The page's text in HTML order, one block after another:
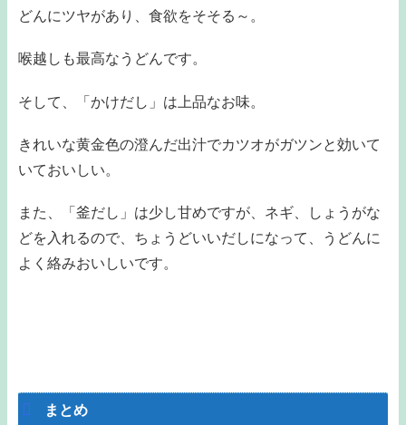
どんにツヤがあり、食欲をそそる～。
喉越しも最高なうどんです。
そして、「かけだし」は上品なお味。
きれいな黄金色の澄んだ出汁でカツオがガツンと効いて
いておいしい。
また、「釜だし」は少し甘めですが、ネギ、しょうがな
どを入れるので、ちょうどいいだしになって、うどんに
よく絡みおいしいです。
まとめ